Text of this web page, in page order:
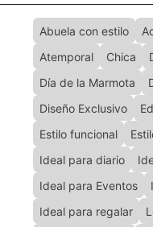
Abuela con estilo
Atemporal
Chica
Día de la Marmota
Diseño Exclusivo
Estilo funcional
Ideal para diario
Ideal para Eventos
Ideal para regalar